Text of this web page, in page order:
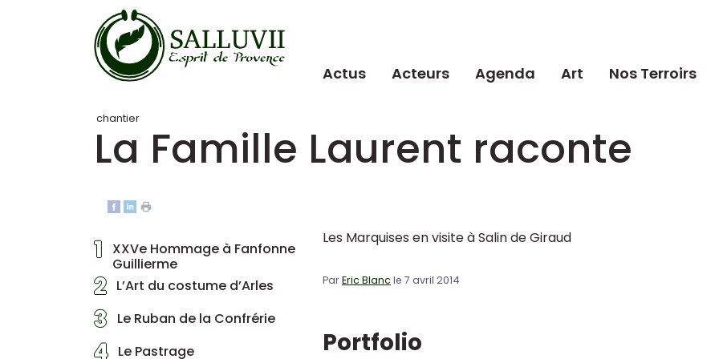
Panneau de gestion des cookies
Actus Acteurs Agenda Art Nos Terroirs
chantier
La Famille Laurent raconte
1
XXVe Hommage à Fanfonne
Guillierme
2 L’Art du costume d’Arles
3 Le Ruban de la Confrérie
4 Le Pastrage
Les Marquises en visite à Salin de Giraud
ParEric Blanc le 7 avril 2014
Portfolio